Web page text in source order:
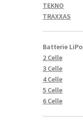
TEKNO
TRAXXAS
Batterie LiPo
2 Celle
3 Celle
4 Celle
5 Celle
6 Celle